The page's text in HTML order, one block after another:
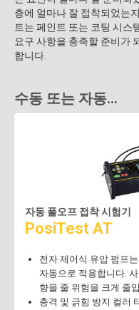
층에 얼마나 잘 접착되었는
트는 페인트 또는 코팅 시스
요구 사항을 충족할 준비가
합니다.
수동 또는 자동...
자동 풀오프 접착 시험기
PosiTest AT
전자 제어식 유압 펌프
자동으로 적용합니다.
향을 줄 위험을 크게 줄
충격 및 긁힘 방지 컬러